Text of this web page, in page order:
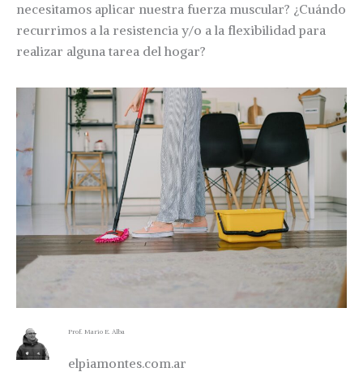
necesitamos aplicar nuestra fuerza muscular? ¿Cuándo
recurrimos a la resistencia y/o a la flexibilidad para
realizar alguna tarea del hogar?
Prof. Mario E. Alba
elpiamontes.com.ar